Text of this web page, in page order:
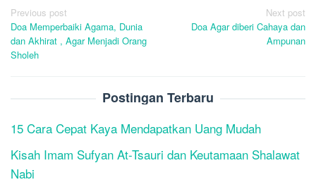
Post
navigation
Previous post
Doa Memperbaiki Agama, Dunia
dan Akhirat , Agar Menjadi Orang
Sholeh
Next post
Doa Agar diberi Cahaya dan
Ampunan
Postingan Terbaru
15 Cara Cepat Kaya Mendapatkan Uang Mudah
Kisah Imam Sufyan At-Tsauri dan Keutamaan Shalawat
Nabi